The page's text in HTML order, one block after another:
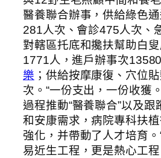
醫養聯合辦事，供給綠色
281人次、會診475人次、
對轄區托底和攙扶幫助白
1771人，進戶辦事次
樂 ；供給按摩康復、穴位
次。“一份支出，一份收獲
過程推動“醫養聯合”以及
和安康需求，病院專科扶
強化，并帶動了人才培育
易近生工程，更是熱心工程